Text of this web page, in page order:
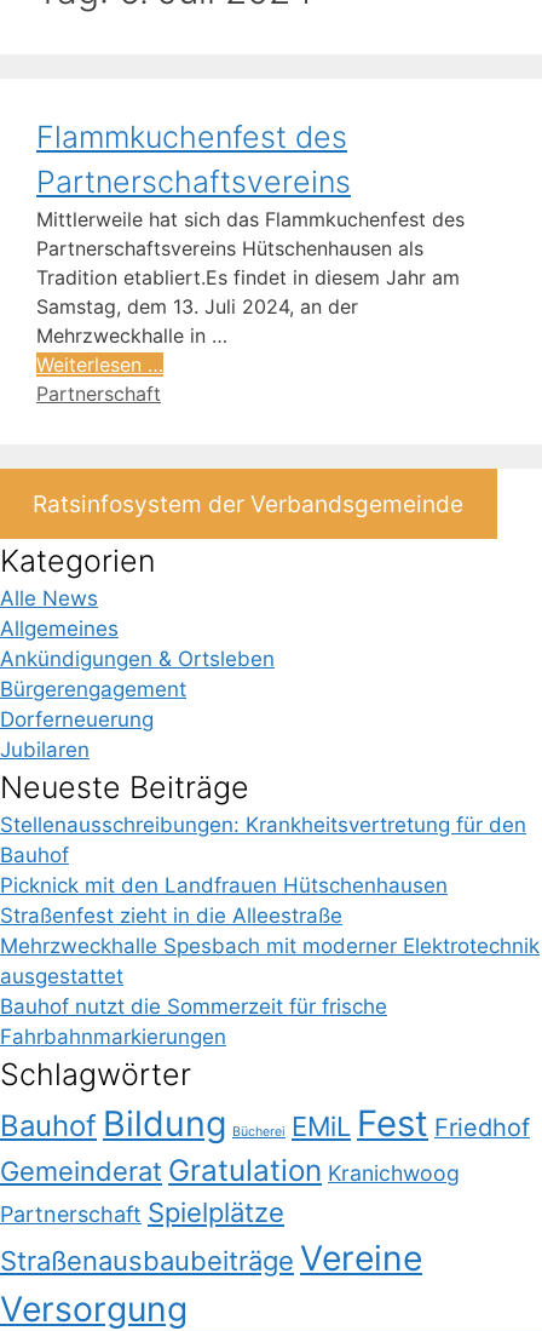
Flammkuchenfest des
Partnerschaftsvereins
Mittlerweile hat sich das Flammkuchenfest des
Partnerschaftsvereins Hütschenhausen als
Tradition etabliert.Es findet in diesem Jahr am
Samstag, dem 13. Juli 2024, an der
Mehrzweckhalle in …
Weiterlesen …
Schlagwörter
Partnerschaft
Ratsinfosystem der Verbandsgemeinde
Kategorien
Alle News
Allgemeines
Ankündigungen & Ortsleben
Bürgerengagement
Dorferneuerung
Jubilaren
Neueste Beiträge
Stellenausschreibungen: Krankheitsvertretung für den
Bauhof
Picknick mit den Landfrauen Hütschenhausen
Straßenfest zieht in die Alleestraße
Mehrzweckhalle Spesbach mit moderner Elektrotechnik
ausgestattet
Bauhof nutzt die Sommerzeit für frische
Fahrbahnmarkierungen
Schlagwörter
Bauhof Bildung Bücherei EMiL Fest Friedhof
Gemeinderat Gratulation Kranichwoog
Partnerschaft Spielplätze
Straßenausbaubeiträge Vereine
Versorgung